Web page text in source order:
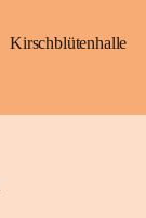
Kirschblütenhalle